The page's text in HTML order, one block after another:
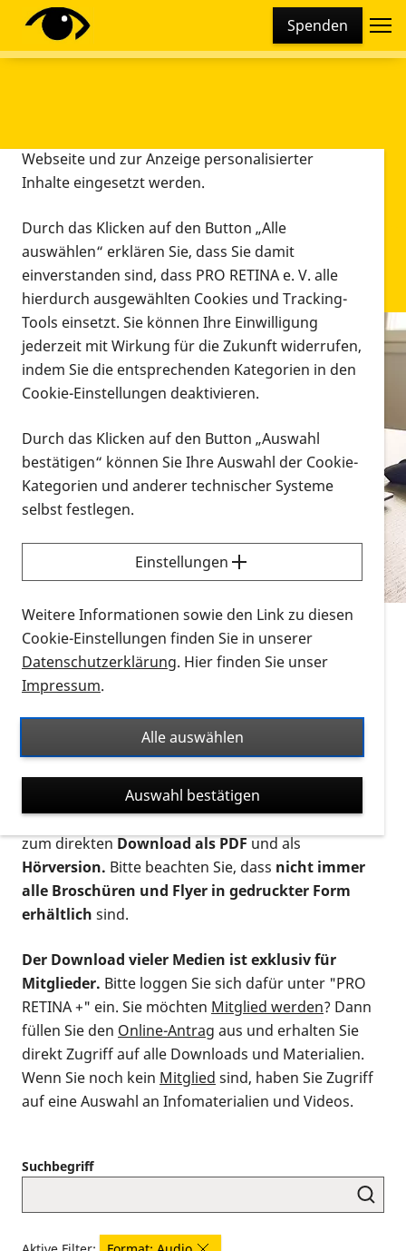
Spenden
Infomaterial
Infomaterial
Vorlesen
Alle Infomaterialien in verschiedenen
Formaten an einem Ort
Sie möchten wissen, wie Sie nach Infonmaterial
suchen und dieses bestellen bzw. herunterladen
können? Schauen Sie sich dieErklärvideos zum
Thema Infomaterial auf der PRO RETINA-Website
für blinde und sehbehinderte Menschen an.
Auf dieser Seite finden Sie sämtliches Infomaterial
Ort. Nutzen Sie den Formatfilter, um ausschließlich
nach Flyern und Broschüren, Audios oder Videos zu
suchen. Die meisten Flyer und Broschüren werden in
verschiedenen Formaten angeboten: zur
postalischen Bestellung als gedruckte Variante
zum direktenDownload als PDFund als
Hörversion. Bitte beachten Sie, dass nicht immer
alle Broschüren und Flyer in gedruckter Form
erhältlich sind.
Der Download vieler Medien ist exklusiv für
Mitglieder. Bitte loggen Sie sich dafür unter "PRO
RETINA +" ein. Sie möchten Mitglied werden? Dann
füllen Sie den Online-Antrag aus und erhalten Sie
direkt Zugriff auf alle Downloads und Materialien.
Wenn Sie noch kein Mitglied sind, haben Sie Zugriff
auf eine Auswahl an Infomaterialien und Videos.
Suchbegriff
Diese Webseite setzt verschiedene Cookies und
Tracking-Tools ein. Dies beinhaltet Cookies und
Webseite und zur Anzeige personalisierter
Inhalte eingesetzt werden.
Durch das Klicken auf den Button „Alle
auswählen“ erklären Sie, dass Sie damit
einverstanden sind, dass PRO RETINA e. V. alle
hierdurch ausgewählten Cookies und Tracking-
Tools einsetzt. Sie können Ihre Einwilligung
jederzeit mit Wirkung für die Zukunft widerrufen,
indem Sie die entsprechenden Kategorien in den
Cookie-Einstellungen deaktivieren.
Durch das Klicken auf den Button „Auswahl
bestätigen“ können Sie Ihre Auswahl der Cookie-
Kategorien und anderer technischer Systeme
selbst festlegen.
Einstellungen
Weitere Informationen sowie den Link zu diesen
Cookie-Einstellungen finden Sie in unserer
Datenschutzerklärung. Hier finden Sie unser
Impressum.
Alle auswählen
Auswahl bestätigen